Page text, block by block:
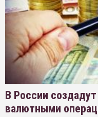
В России
валютными